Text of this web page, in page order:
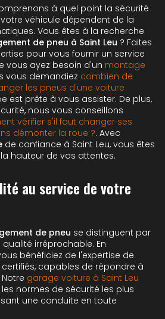
à quel point la sécurité
véhicule dépendent de la
Vous êtes à la recherche
de pneu à Saint Leu ? Faites
pour vous fournir un service
vous ayez besoin d'un montage
vous demandiez combien de
les pneus d'une voiture
est prête à vous assister. De plus,
nous vous conseillons
vérifier s'il faut changer ses
démonter la roue ?. Avec
de confiance à Saint Leu, vous êtes
hauteur de vos attentes.
au service de votre
de pneu se distinguent par
irréprochable. En
bénéficiez de l'expertise de
capables de répondre à
garage voiture à Saint Leu
normes de sécurité les plus
une conduite en toute